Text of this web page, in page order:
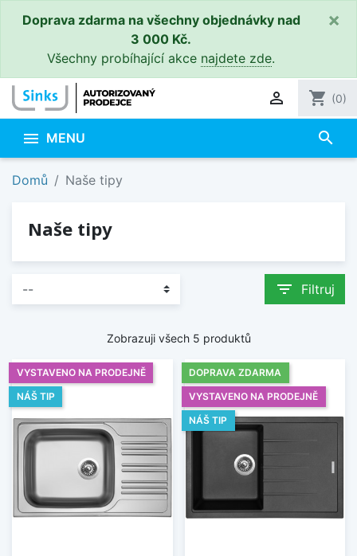
Doprava zdarma na všechny objednávky nad
3 000 Kč.
Všechny probíhající akce najdete zde.
×
 shopping_cart (0)
 MENU search
Domů Naše tipy
Naše tipy
filter_list Filtruj
Zobrazuji všech 5 produktů
VYSTAVENO NA PRODEJNĚ
NÁŠ TIP
DOPRAVA ZDARMA
VYSTAVENO NA PRODEJNĚ
NÁŠ TIP